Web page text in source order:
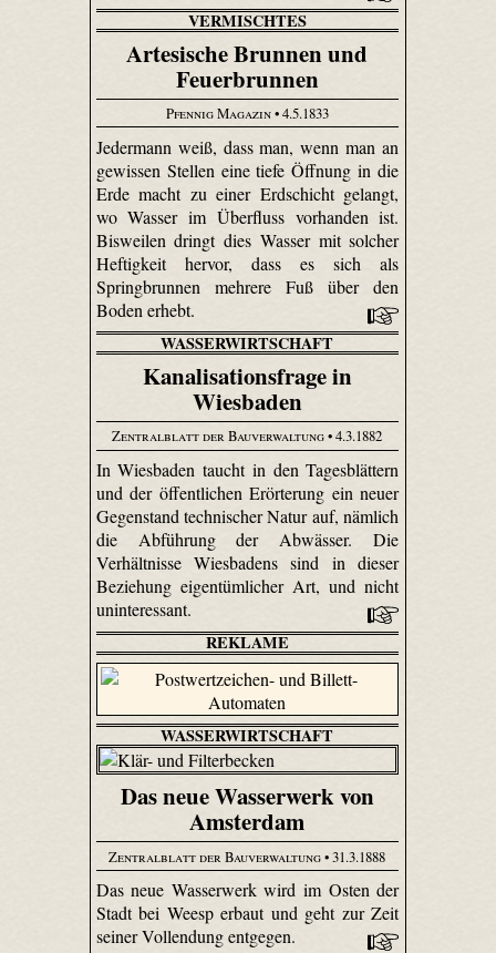
VERMISCHTES
Artesische Brunnen und
Feuerbrunnen
Pfennig Magazin• 4.5.1833
Jedermann weiß, dass man, wenn man an
gewissen Stellen eine tiefe Öffnung in die
Erde macht zu einer Erdschicht gelangt,
wo Wasser im Überfluss vorhanden ist.
Bisweilen dringt dies Wasser mit solcher
Heftigkeit hervor, dass es sich als
Springbrunnen mehrere Fuß über den
Boden erhebt.
WASSERWIRTSCHAFT
Kanalisationsfrage in
Wiesbaden
Zentralblatt der Bauverwaltung• 4.3.1882
In Wiesbaden taucht in den Tagesblättern
und der öffentlichen Erörterung ein neuer
Gegenstand technischer Natur auf, nämlich
die Abführung der Abwässer. Die
Verhältnisse Wiesbadens sind in dieser
Beziehung eigentümlicher Art, und nicht
uninteressant.
REKLAME
WASSERWIRTSCHAFT
Das neue Wasserwerk von
Amsterdam
Zentralblatt der Bauverwaltung• 31.3.1888
Das neue Wasserwerk wird im Osten der
Stadt bei Weesp erbaut und geht zur Zeit
seiner Vollendung entgegen.